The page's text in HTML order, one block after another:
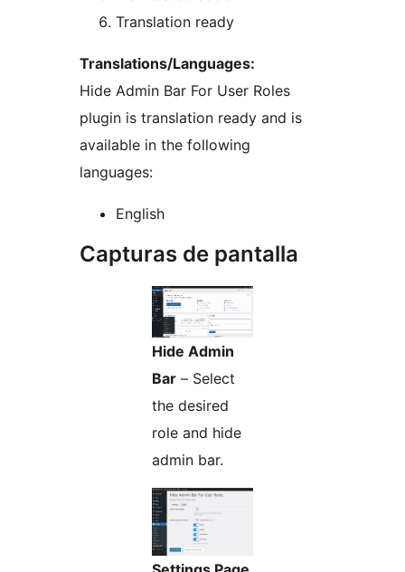
Translation ready
Translations/Languages:
Hide Admin Bar For User Roles
plugin is translation ready and is
available in the following
languages:
English
Capturas de pantalla
Hide Admin
Bar – Select
the desired
role and hide
admin bar.